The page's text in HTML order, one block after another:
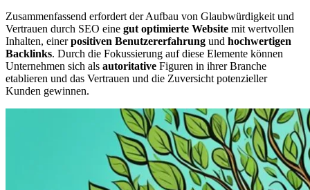
Zusammenfassend erfordert der Aufbau von Glaubwürdigkeit und
Vertrauen durch SEO eine gut optimierte Website mit wertvollen
Inhalten, einerpositiven Benutzererfahrung und hochwertigen
Backlinks. Durch die Fokussierung auf diese Elemente können
Unternehmen sich als autoritative Figuren in ihrer Branche
etablieren und das Vertrauen und die Zuversicht potenzieller
Kunden gewinnen.